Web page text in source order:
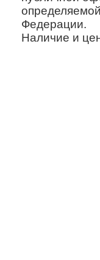
Федерации.
Наличие и